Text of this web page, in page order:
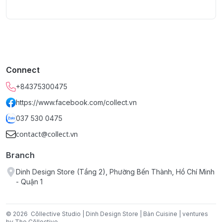
Quy cách & Kỹ thuật:
Hướng dẫn cách bảo quản:
Giặt tay ở nhiệt độ thường
Phơi trong bóng mát; sấy khô ở nhiệt độ
Giặt với sản phẩm cùng màu
Không vò, vắt mạnh
Connect
+84375300475
https://www.facebook.com/collect.vn
037 530 0475
contact@collect.vn
Branch
Dinh Design Store (Tầng 2), Phường Bến Thành, Hồ Chí Minh
- Quận 1
© 2026 Cōllective Studio | Dinh Design Store | Bản Cuisine | ventures